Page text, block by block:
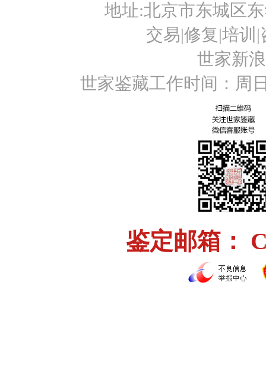
地址:北京市东城区
交易|修复|培训|
世家新
世家鉴藏工作时间：周
鉴定邮箱：